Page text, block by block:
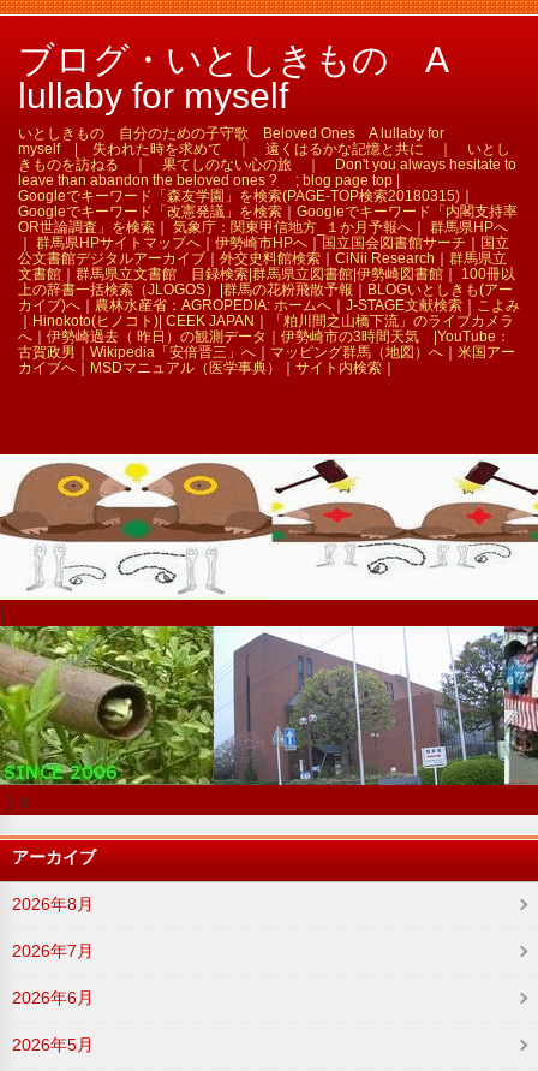
ブログ・いとしきもの A
lullaby for myself
いとしきもの 自分のための子守歌 Beloved Ones A lullaby for
myself | 失われた時を求めて ｜ 遠くはるかな記憶と共に ｜ いとし
きものを訪ねる ｜ 果てしのない心の旅 ｜ Don't you always hesitate to
leave than abandon the beloved ones ? ; blog page top |
Googleでキーワード「森友学園」を検索(PAGE-TOP検索20180315)
Googleでキーワード「改憲発議」を検索
Googleでキーワード「内閣支持率
OR世論調査」を検索
気象庁：関東甲信地方_１か月予報へ
群馬県HPへ
群馬県HPサイトマップへ 伊勢崎市HPへ 国立国会図書館サーチ
国立
公文書館デジタルアーカイブ
外交史料館検索 CiNii Research
群馬県立
文書館
群馬県立文書館 目録検索| 群馬県立図書館 伊勢崎図書館
100冊以
上の辞書一括検索（JLOGOS）
群馬の花粉飛散予報
BLOGいとしきも(アー
カイブ)へ
農林水産省：AGROPEDIA: ホームへ J-STAGE文献検索
こよみ
Hinokoto(ヒノコト) CEEK JAPAN
「粕川間之山橋下流」のライブカメラ
へ
伊勢崎過去（ 昨日）の観測データ｜ 伊勢崎市の3時間天気 | YouTube：
古賀政男｜ Wikipedia「安倍晋三」へ マッピング群馬（地図）へ
米国アー
カイブへ
MSDマニュアル（医学事典） サイト内検索
｜x
アーカイブ
2026年8月
2026年7月
2026年6月
2026年5月